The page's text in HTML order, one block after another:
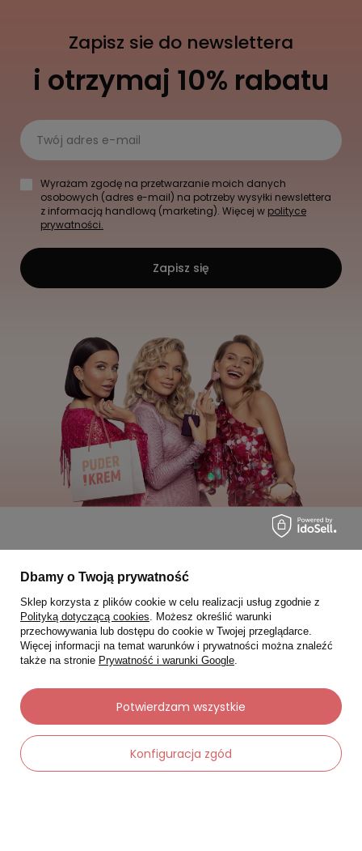
Zapisz sie do newslettera
i otrzymaj 10% rabatu
Twój adres e-mail
Wyrażam zgodę na przetwarzanie moich danych
osobowych (adres e-mail) na potrzeby wysyłki newslettera
z informacją handlową (marketing). Więcej w polityce
prywatności.
Zapisz się
Status zamówienia
Śledzenie przesyłki
Chcę zareklamować produkt
Chcę wymienić towar
Kontakt
Dbamy o Twoją prywatność
Sklep korzysta z plików cookie w celu realizacji usług zgodnie z
Polityką dotyczącą cookies. Możesz określić warunki
przechowywania lub dostępu do cookie w Twojej przeglądarce.
Więcej informacji na temat warunków i prywatności można znaleźć
także na stronie Prywatność i warunki Google.
Konfiguracja zgód
Potwierdzam wszystkie